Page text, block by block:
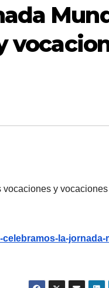
y
la-jornada-